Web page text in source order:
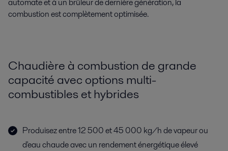
combustion est complètement optimisée.
Chaudière à combustion de grande
capacité avec options multi-
combustibles et hybrides
Produisez entre 12 500 et 45 000 kg/h de vapeur ou
d'eau chaude avec un rendement énergétique élevé